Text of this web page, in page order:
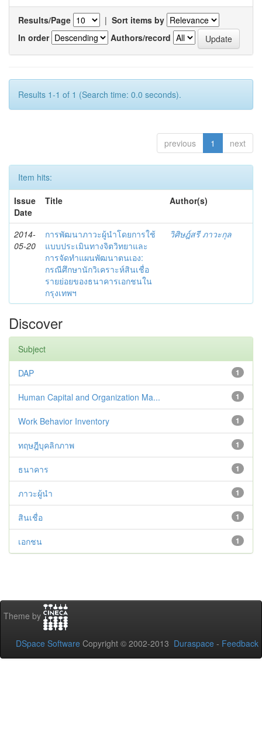
Results/Page | Sort items by
In order
Authors/record
Results 1-1 of 1 (Search time: 0.0 seconds).
previous 1 next
Item hits:
Issue
Date
Title Author(s)
2014-
05-20
การพัฒนาภาวะผู้นำโดยการใช้
แบบประเมินทางจิตวิทยาและ
การจัดทำแผนพัฒนาตนเอง:
กรณีศึกษานักวิเคราะห์สินเชื่อ
รายย่อยของธนาคารเอกชนใน
กรุงเทพฯ
วิศิษฎ์สรี ภาวะกุล
Discover
Subject
1
DAP
1
Human Capital and Organization Ma...
1
Work Behavior Inventory
1
ทฤษฎีบุคลิกภาพ
1
ธนาคาร
1
ภาวะผู้นำ
1
สินเชื่อ
1
เอกชน
Theme by
DSpace Software Copyright © 2002-2013 Duraspace - Feedback